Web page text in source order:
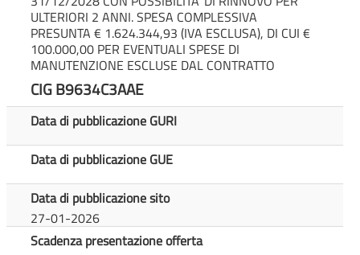
ULTERIORI 2 ANNI. SPESA COMPLESSIVA
PRESUNTA € 1.624.344,93 (IVA ESCLUSA), DI CUI €
100.000,00 PER EVENTUALI SPESE DI
MANUTENZIONE ESCLUSE DAL CONTRATTO
CIG B9634C3AAE
Data di pubblicazione GURI
Data di pubblicazione GUE
Data di pubblicazione sito
27-01-2026
Scadenza presentazione offerta